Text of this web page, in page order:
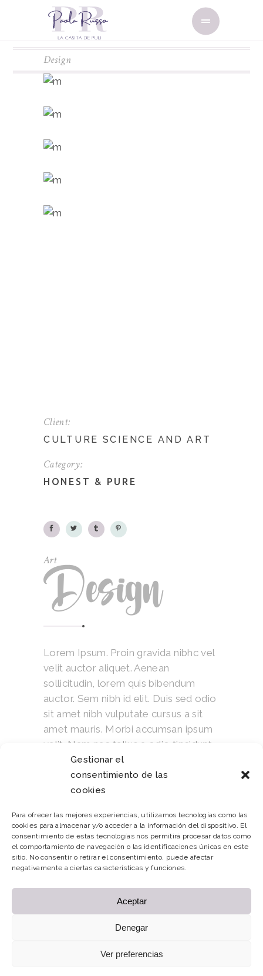
Gestionar el
consentimiento de las
cookies
Para ofrecer las mejores experiencias, utilizamos tecnologías como las
cookies para almacenar y/o acceder a la información del dispositivo. El
consentimiento de estas tecnologías nos permitirá procesar datos como
el comportamiento de navegación o las identificaciones únicas en este
sitio. No consentir o retirar el consentimiento, puede afectar
negativamente a ciertas características y funciones.
Aceptar
Denegar
Ver preferencias
Design
Client:
CULTURE SCIENCE AND ART
Category:
HONEST & PURE
Art
Design
Lorem Ipsum. Proin gravida nibhc vel
velit auctor aliquet. Aenean
sollicitudin, lorem quis bibendum
auctor. Sem nibh id elit. Duis sed odio
sit amet nibh vulputate cursus a sit
amet mauris. Morbi accumsan ipsum
velit. Nam nec tellus a odio tincidunt
auctor ornare odio. Sed non mauris
vitae erat consequat auctor eu in elit.
Class aptent taciti sociosqu ad litora
inceptos himenaeos.